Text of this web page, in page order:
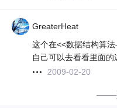
GreaterHeat
这个在<<数据结构算
自己可以去看看里面的
2009-02-20
——